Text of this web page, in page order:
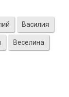
Василия
Веселина